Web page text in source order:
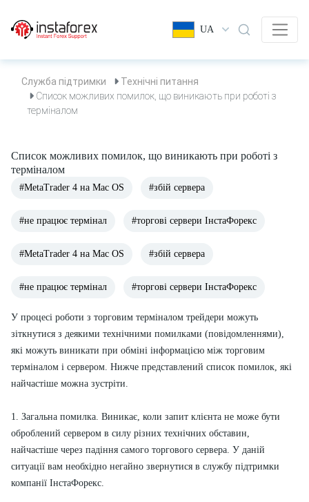
UA
Служба підтримки
Технічні питання
Список можливих помилок, що виникають при роботі з
терміналом
Список можливих помилок, що виникають при роботі з
терміналом
#MetaTrader 4 на Mac OS #збій сервера
#не працює термінал #торгові сервери ІнстаФорекс
#MetaTrader 4 на Mac OS #збій сервера
#не працює термінал #торгові сервери ІнстаФорекс
У процесі роботи з торговим терміналом трейдери можуть
зіткнутися з деякими технічними помилками (повідомленнями),
які можуть виникати при обміні інформацією між торговим
терміналом і сервером. Нижче представлений список помилок, які
найчастіше можна зустріти.
1. Загальна помилка. Виникає, коли запит клієнта не може бути
оброблений сервером в силу різних технічних обставин,
найчастіше через падіння самого торгового сервера. У даній
ситуації вам необхідно негайно звернутися в службу підтримки
компанії ІнстаФорекс.